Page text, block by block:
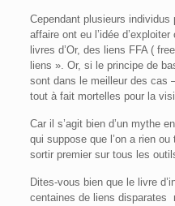
Cependant plusieurs
affaire ont eu l’idée
livres d’Or, des liens FFA (
liens ». Or, si le principe de
sont dans le meilleur des cas
tout à fait mortelles pour la
Car il s’agit bien d’un mythe
qui suppose que l’on a rien
sortir premier sur tous les
Dites-vous bien que le livre
centaines de liens disparates